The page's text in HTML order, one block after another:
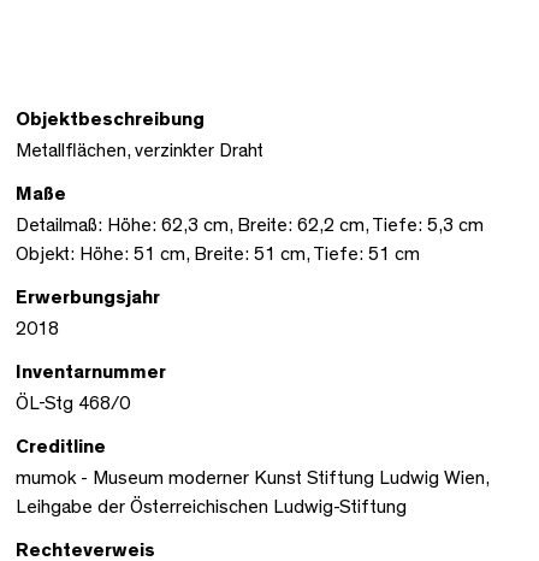
Objektbeschreibung
Metallflächen, verzinkter Draht
Maße
Detailmaß: Höhe: 62,3 cm, Breite: 62,2 cm, Tiefe: 5,3 cm
Objekt: Höhe: 51 cm, Breite: 51 cm, Tiefe: 51 cm
Erwerbungsjahr
2018
Inventarnummer
ÖL-Stg 468/0
Creditline
mumok - Museum moderner Kunst Stiftung Ludwig Wien,
Leihgabe der Österreichischen Ludwig-Stiftung
Rechteverweis